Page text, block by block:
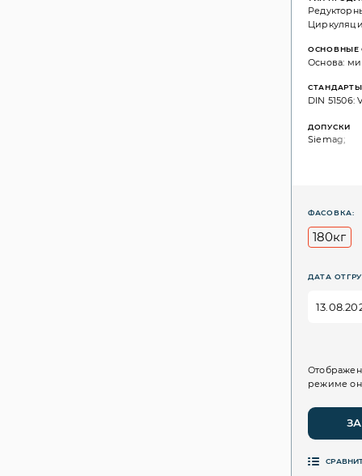
ОСНОВНЫЕ
Основа:
СТАНДАРТЫ
DIN 51506:
ДОПУСКИ
Siemag;
ФАСОВКА:
180кг
ДАТА
режиме